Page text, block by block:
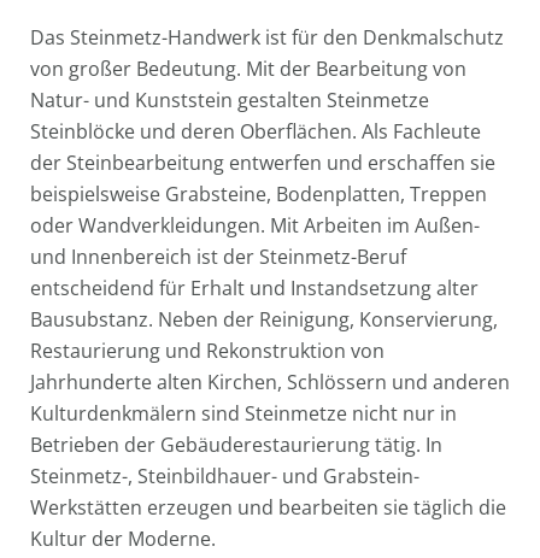
Das Steinmetz-Handwerk ist für den Denkmalschutz
von großer Bedeutung. Mit der Bearbeitung von
Natur- und Kunststein gestalten Steinmetze
Steinblöcke und deren Oberflächen. Als Fachleute
der Steinbearbeitung entwerfen und erschaffen sie
beispielsweise Grabsteine, Bodenplatten, Treppen
oder Wandverkleidungen. Mit Arbeiten im Außen-
und Innenbereich ist der Steinmetz-Beruf
entscheidend für Erhalt und Instandsetzung alter
Bausubstanz. Neben der Reinigung, Konservierung,
Restaurierung und Rekonstruktion von
Jahrhunderte alten Kirchen, Schlössern und anderen
Kulturdenkmälern sind Steinmetze nicht nur in
Betrieben der Gebäuderestaurierung tätig. In
Steinmetz-, Steinbildhauer- und Grabstein-
Werkstätten erzeugen und bearbeiten sie täglich die
Kultur der Moderne.